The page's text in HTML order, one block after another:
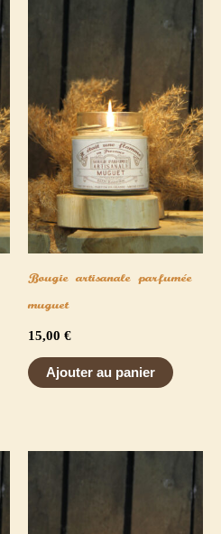
Bougie artisanale parfumée
muguet
15,00 €
Ajouter au panier